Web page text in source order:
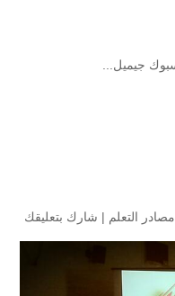
مصادر التعلم | شارك بتعليقك